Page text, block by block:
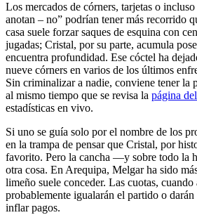
Los mercados de córners, tarjetas o
anotan – no” podrían tener más recorrido
casa suele forzar saques de esquina con
jugadas; Cristal, por su parte, acumula
encuentra profundidad. Ese cóctel ha
nueve córners en varios de los últimos
Sin criminalizar a nadie, conviene tener la
al mismo tiempo que se revisa la página
estadísticas en vivo.
Si uno se guía solo por el nombre de los
en la trampa de pensar que Cristal, por
favorito. Pero la cancha —y sobre todo la
otra cosa. En Arequipa, Melgar ha sido
limeño suele conceder. Las cuotas, cuando
probablemente igualarán el partido o
inflar pagos.